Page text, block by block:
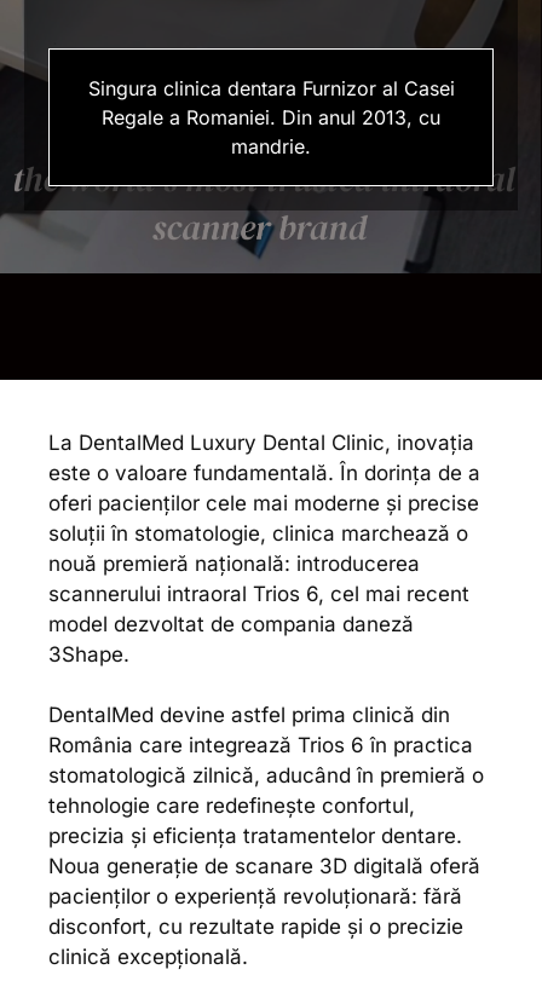
Singura clinica dentara Furnizor al Casei
Regale a Romaniei. Din anul 2013, cu
mandrie.
La DentalMed Luxury Dental Clinic, inovația
este o valoare fundamentală. În dorința de a
oferi pacienților cele mai moderne și precise
soluții în stomatologie, clinica marchează o
nouă premieră națională: introducerea
scannerului intraoral Trios 6, cel mai recent
model dezvoltat de compania daneză
3Shape.
DentalMed devine astfel prima clinică din
România care integrează Trios 6 în practica
stomatologică zilnică, aducând în premieră o
tehnologie care redefinește confortul,
precizia și eficiența tratamentelor dentare.
Noua generație de scanare 3D digitală oferă
pacienților o experiență revoluționară: fără
disconfort, cu rezultate rapide și o precizie
clinică excepțională.